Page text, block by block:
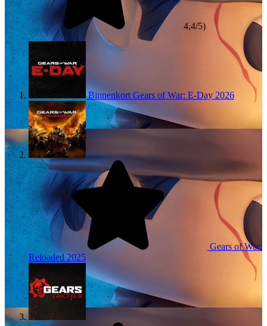
4,4/5)
Binnenkort Gears of War: E-Day 2026
Gears of War:
Reloaded2025